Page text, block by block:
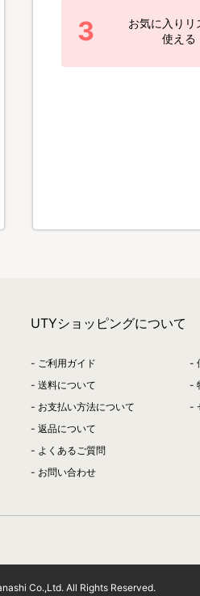
3
お気に入りリ
使える
UTYショッピングについて
ご利用ガイド
送料について
お支払い方法について
返品について
よくあるご質問
お問い合わせ
Co.,Ltd. All Rights Reserved.